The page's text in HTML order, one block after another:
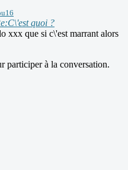
quoi ?
xxx que si c\'est marrant alors
participer à la conversation.